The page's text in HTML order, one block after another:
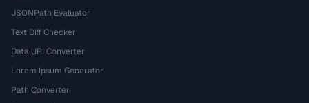
JSONPath Evaluator
Text Diff Checker
Data URI Converter
Lorem Ipsum Generator
Path Converter